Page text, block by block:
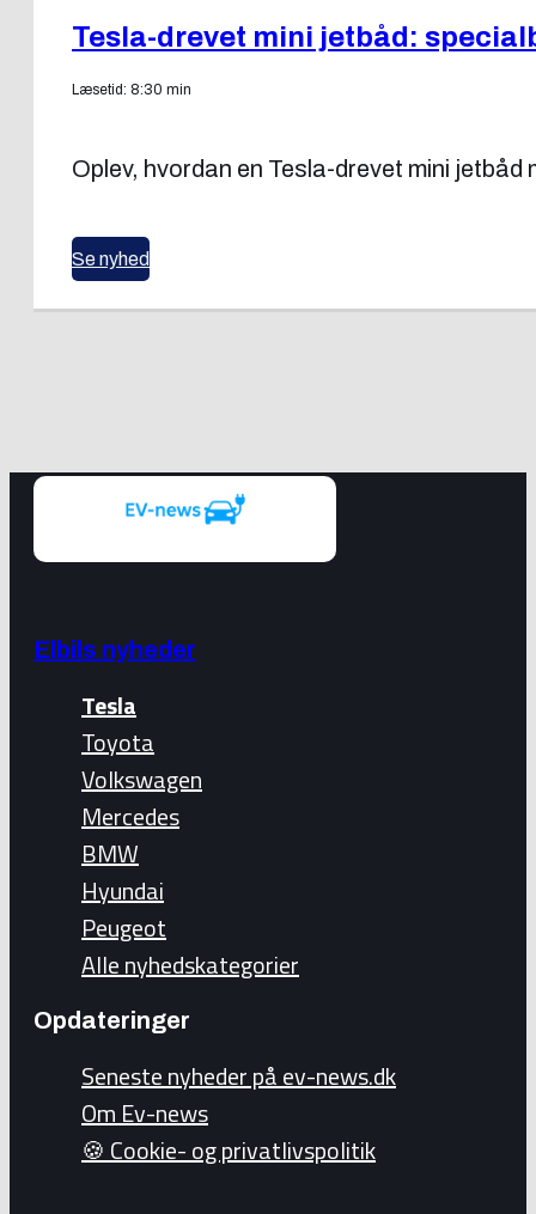
Tesla-drevet mini jetbåd:
Læsetid: 8:30 min
Oplev, hvordan en Tesla-drevet mini
Se nyhed
Elbils nyheder
Tesla
Toyota
Volkswagen
Mercedes
BMW
Hyundai
Peugeot
Alle nyhedskategorier
Opdateringer
Seneste nyheder på ev-news.dk
Om Ev-news
🍪 Cookie- og privatlivspolitik